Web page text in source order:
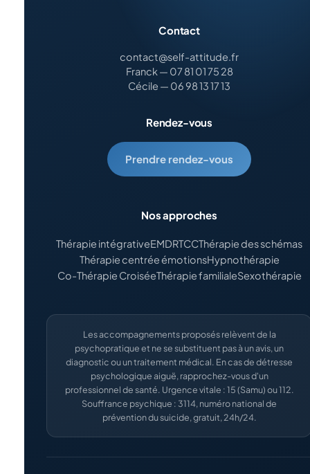
Contact
contact@self-attitude.fr
Franck — 07 81 01 75 28
Cécile — 06 98 13 17 13
Rendez-vous
Prendre rendez-vous
Nos approches
Thérapie intégrativeEMDRTCCThérapie des schémas
Thérapie centrée émotionsHypnothérapie
Co-Thérapie CroiséeThérapie familialeSexothérapie
Les accompagnements proposés relèvent de la
psychopratique et ne se substituent pas à un avis, un
diagnostic ou un traitement médical. En cas de détresse
psychologique aiguë, rapprochez-vous d'un
professionnel de santé. Urgence vitale : 15 (Samu) ou 112.
Souffrance psychique : 3114, numéro national de
prévention du suicide, gratuit, 24h/24.